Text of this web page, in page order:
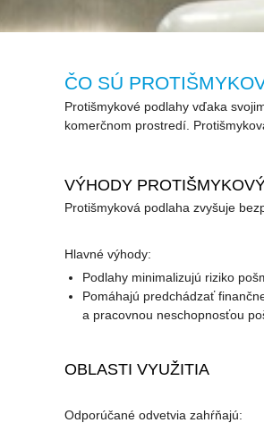
ČO SÚ
Protišmykové podlahy vďaka
komerčnom prostredí.
VÝHODY
Protišmyková podlaha zvyšuje
Hlavné výhody:
Podlahy minimalizujú riziko
Pomáhajú predchádzať
a pracovnou neschopnosťou
OBLASTI VYUŽITIA
Odporúčané odvetvia zahŕňajú: